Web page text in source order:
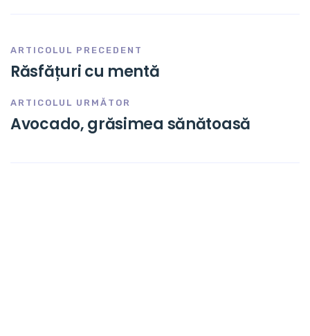
ARTICOLUL PRECEDENT
Răsfățuri cu mentă
ARTICOLUL URMĂTOR
Avocado, grăsimea sănătoasă